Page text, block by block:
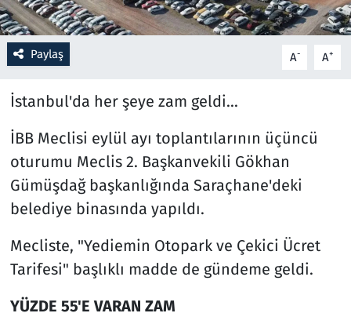
Paylaş A- A+
İstanbul'da her şeye zam geldi...
İBB Meclisi eylül ayı toplantılarının üçüncü
oturumu Meclis 2. Başkanvekili Gökhan
Gümüşdağ başkanlığında Saraçhane'deki
belediye binasında yapıldı.
Mecliste, "Yediemin Otopark ve Çekici Ücret
Tarifesi" başlıklı madde de gündeme geldi.
YÜZDE 55'E VARAN ZAM
Sağlık
Savunma Sanayi
Seçim 2023
Teknoloji ve Bilim